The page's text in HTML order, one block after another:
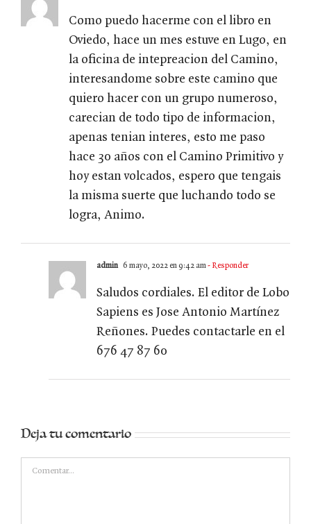
Como puedo hacerme con el libro en
Oviedo, hace un mes estuve en Lugo, en
la oficina de intepreacion del Camino,
interesandome sobre este camino que
quiero hacer con un grupo numeroso,
carecian de todo tipo de informacion,
apenas tenian interes, esto me paso
hace 30 años con el Camino Primitivo y
hoy estan volcados, espero que tengais
la misma suerte que luchando todo se
logra, Animo.
admin 6 mayo, 2022 en 9:42 am- Responder
Saludos cordiales. El editor de Lobo
Sapiens es Jose Antonio Martínez
Reñones. Puedes contactarle en el
676 47 87 60
Deja tu comentario
Comentar